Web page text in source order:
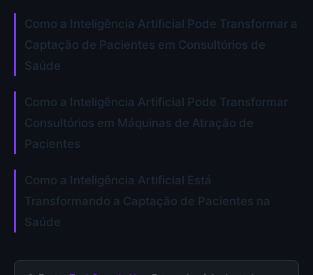
Como a Inteligência Artificial Pode Transformar a
Captação de Pacientes em Consultórios de
Saúde
Como a Inteligência Artificial Pode Transformar
Consultórios em Máquinas de Atração de
Pacientes
Como a Inteligência Artificial Está
Transformando a Captação de Pacientes na
Saúde